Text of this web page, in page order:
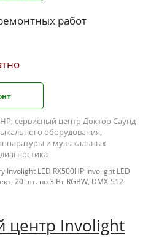
работ
сервисный центр Доктор Саунд
оборудования,
и музыкальных
LED RX500HP Involight LED
20 шт. по 3 Вт RGBW, DMX-512
центр Involight